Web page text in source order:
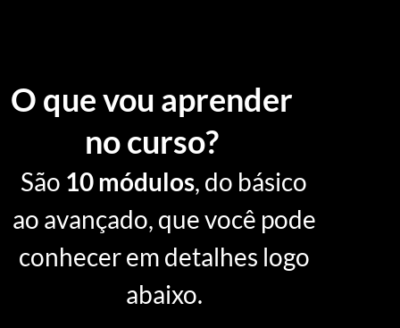
O que vou aprender
no curso?
São 10 módulos, do básico
ao avançado, que você pode
conhecer em detalhes logo
abaixo.